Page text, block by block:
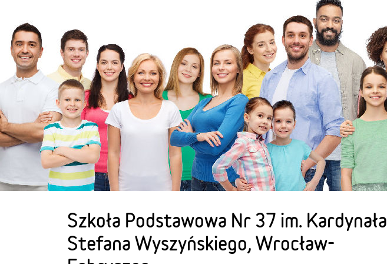
Szkoła Podstawowa Nr 37 im. Kardynała
Stefana Wyszyńskiego, Wrocław-